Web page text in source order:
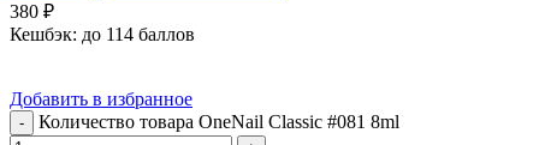
380 ₽
Кешбэк: до 114 баллов
Добавить в избранное
Количество товара OneNail Classic #081 8ml